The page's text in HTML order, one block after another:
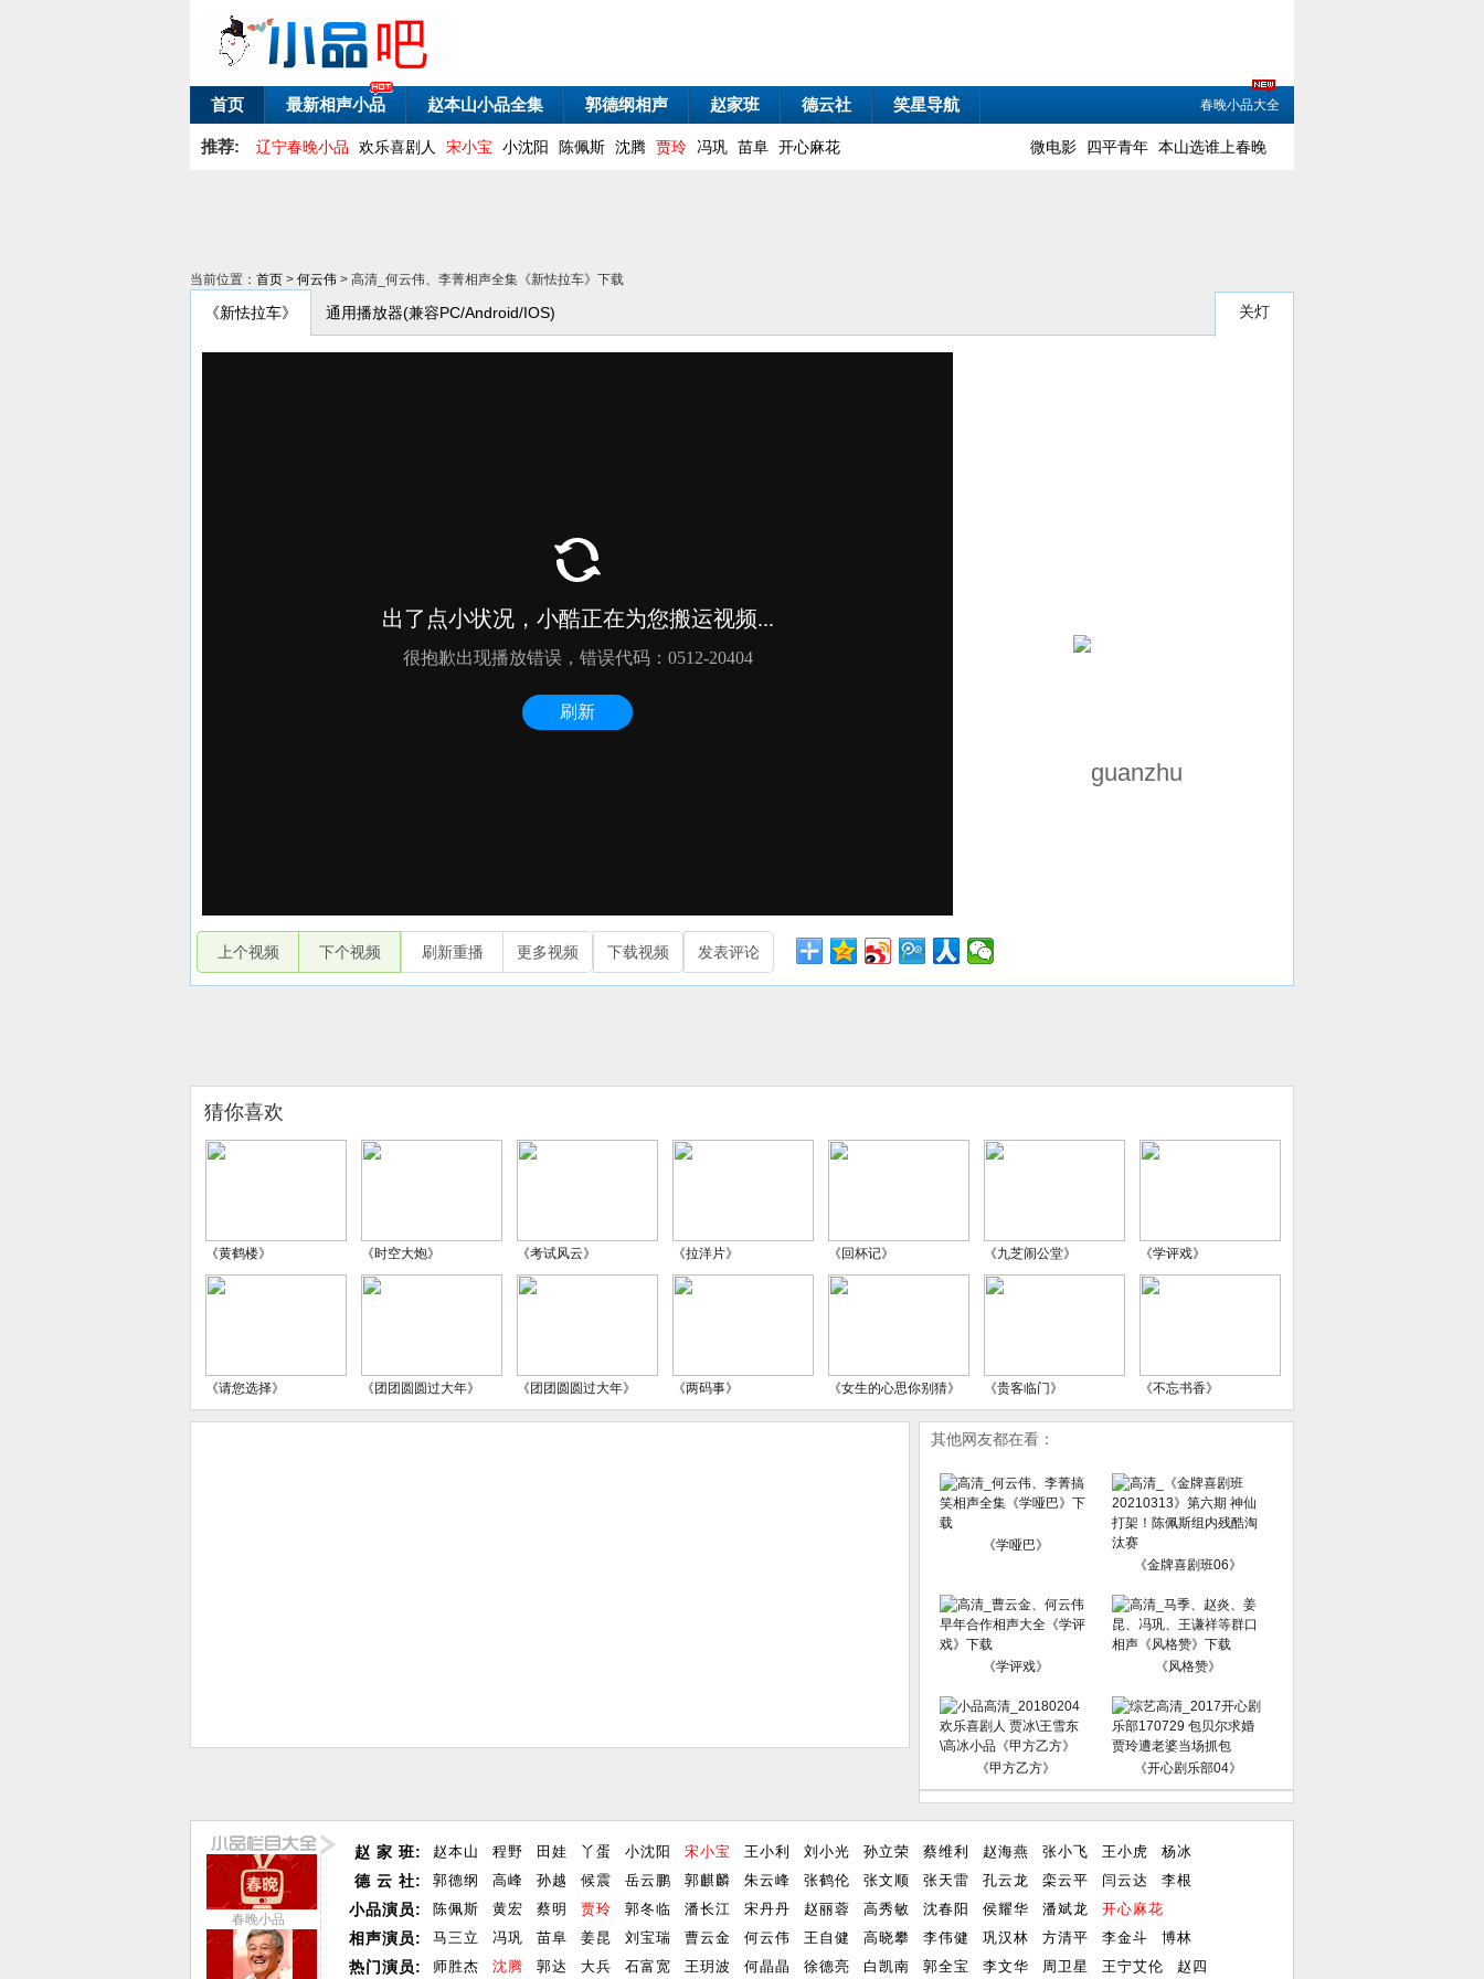
首页 最新相声小品 赵本山小品全集 郭德纲相声 赵家班 德云社 笑星导航 春晚小品大全
推荐: 辽宁春晚小品 欢乐喜剧人 宋小宝 小沈阳 陈佩斯 沈腾 贾玲 冯巩 苗阜 开心麻花 微电影 四平青年 本山选谁上春晚
当前位置： 首页 > 何云伟 > 高清_何云伟、李菁相声全集《新怯拉车》下载
《新怯拉车》 通用播放器(兼容PC/Android/IOS) 关灯
上个视频 下个视频 刷新重播 更多视频 下载视频 发表评论
猜你喜欢
《黄鹤楼》 《时空大炮》 《考试风云》 《拉洋片》 《回杯记》 《九芝闹公堂》 《学评戏》
《请您选择》 《团团圆圆过大年》 《团团圆圆过大年》 《两码事》 《女生的心思你别猜》 《贵客临门》 《不忘书香》
其他网友都在看：
《学哑巴》
《金牌喜剧班06》
《学评戏》 《风格赞》
《甲方乙方》 《开心剧乐部04》
春晚小品
赵 家 班:
德 云 社:
小品演员:
相声演员:
热门演员:
赵本山 程野 田娃 丫蛋 小沈阳 宋小宝 王小利 刘小光 孙立荣 蔡维利 赵海燕 张小飞 王小虎
杨冰
郭德纲
高峰 孙越 候震 岳云鹏 郭麒麟 朱云峰 张鹤伦 张文顺 张天雷 孔云龙 栾云平 闫云达
李根
陈佩斯
黄宏 蔡明 贾玲 郭冬临 潘长江 宋丹丹 赵丽蓉 高秀敏 沈春阳 侯耀华 潘斌龙
开心麻花
马三立
冯巩 苗阜 姜昆 刘宝瑞 曹云金 何云伟 王自健 高晓攀 李伟健 巩汉林 方清平 李金斗
博林
师胜杰
沈腾 郭达 大兵 石富宽 王玥波 何晶晶 徐德亮 白凯南 郭全宝 李文华 周卫星 王宁艾伦 赵四